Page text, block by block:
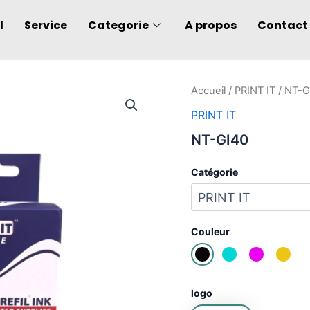
Service Categorie A propos Contact
Accueil / PRINT IT / NT-
PRINT IT
NT-GI40
Catégorie
Couleur
logo
quantité
NT-